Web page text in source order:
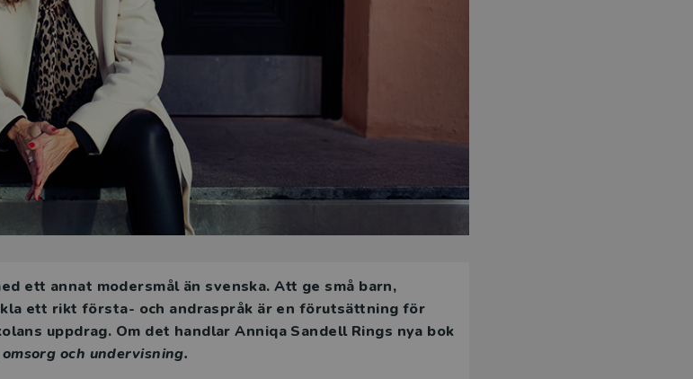
ett annat modersmål än svenska. Att ge små barn,
ett rikt första- och andraspråk är en förutsättning för
uppdrag. Om det handlar Anniqa Sandell Rings nya bok
och undervisning.